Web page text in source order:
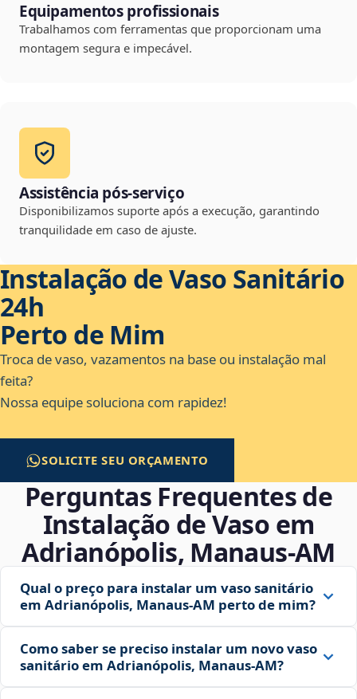
Equipamentos profissionais
Trabalhamos com ferramentas que proporcionam uma
montagem segura e impecável.
Assistência pós-serviço
Disponibilizamos suporte após a execução, garantindo
tranquilidade em caso de ajuste.
Instalação de Vaso Sanitário
24h
Perto de Mim
Troca de vaso, vazamentos na base ou instalação mal
feita?
Nossa equipe soluciona com rapidez!
SOLICITE SEU ORÇAMENTO
Perguntas Frequentes de
Instalação de Vaso em
Adrianópolis, Manaus‑AM
Qual o preço para instalar um vaso sanitário
em Adrianópolis, Manaus‑AM perto de mim?
Como saber se preciso instalar um novo vaso
sanitário em Adrianópolis, Manaus‑AM?